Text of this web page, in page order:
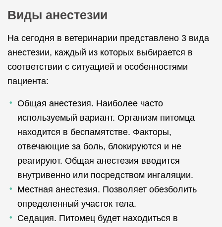
Виды анестезии
На сегодня в ветеринарии представлено 3 вида
анестезии, каждый из которых выбирается в
соответствии с ситуацией и особенностями
пациента:
Общая анестезия. Наиболее часто
используемый вариант. Организм питомца
находится в беспамятстве. Факторы,
отвечающие за боль, блокируются и не
реагируют. Общая анестезия вводится
внутривенно или посредством ингаляции.
Местная анестезия. Позволяет обезболить
определенный участок тела.
Седация. Питомец будет находиться в